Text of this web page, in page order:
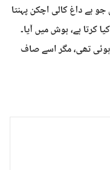
بے داغ کالی اچکن پہنتا
کرتا ہے، ہوش میں آیا۔
تھی، مگر اسے صاف